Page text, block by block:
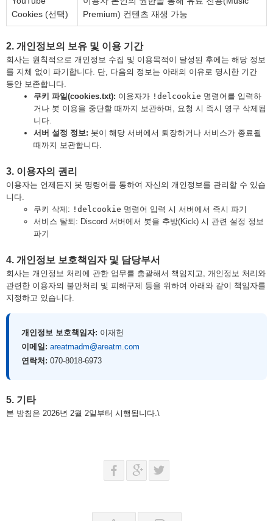
Cookies (선택)
Premium) 컨텐츠 재생 가능
2. 개인정보의 보유 및 이용 기간
회사는 원칙적으로 개인정보 수집 및 이용목적이 달성된 후에는 해당 정보
를 지체 없이 파기합니다. 단, 다음의 정보는 아래의 이유로 명시한 기간
동안 보존합니다.
쿠키 파일(cookies.txt): 이용자가 !delcookie 명령어를 입력하
거나 봇 이용을 중단할 때까지 보관하며, 요청 시 즉시 영구 삭제됩
니다.
서버 설정 정보: 봇이 해당 서버에서 퇴장하거나 서비스가 종료될
때까지 보관합니다.
3. 이용자의 권리
이용자는 언제든지 봇 명령어를 통하여 자신의 개인정보를 관리할 수 있습
니다.
쿠키 삭제: !delcookie 명령어 입력 시 서버에서 즉시 파기
서비스 탈퇴: Discord 서버에서 봇을 추방(Kick) 시 관련 설정 정보
파기
4. 개인정보 보호책임자 및 담당부서
회사는 개인정보 처리에 관한 업무를 총괄해서 책임지고, 개인정보 처리와
관련한 이용자의 불만처리 및 피해구제 등을 위하여 아래와 같이 책임자를
지정하고 있습니다.
개인정보 보호책임자: 이재헌
이메일: areatmadm@areatm.com
연락처: 070-8018-6973
5. 기타
본 방침은 2026년 2월 2일부터 시행됩니다.\